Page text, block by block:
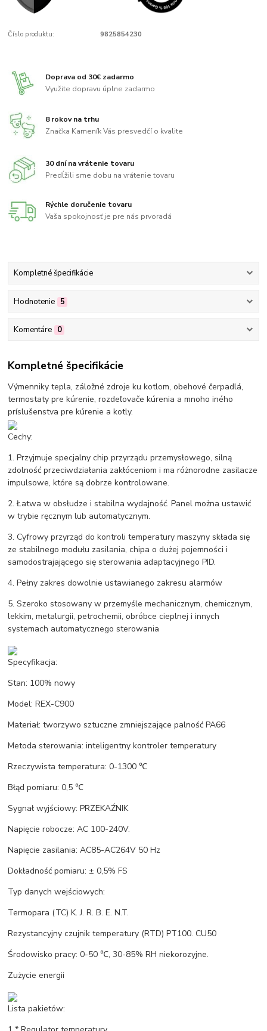
Číslo produktu: 9825854230
Doprava od 30€ zadarmo
Využite dopravu úplne zadarmo
8 rokov na trhu
Značka Kameník Vás presvedčí o kvalite
30 dní na vrátenie tovaru
Predĺžili sme dobu na vrátenie tovaru
Rýchle doručenie tovaru
Vaša spokojnosť je pre nás prvoradá
Kompletné špecifikácie
Hodnotenie 5
Komentáre 0
Kompletné špecifikácie
Výmenniky tepla, záložné zdroje ku kotlom, obehové čerpadlá,
termostaty pre kúrenie, rozdeľovače kúrenia a mnoho iného
príslušenstva pre kúrenie a kotly.
Cechy:
1. Przyjmuje specjalny chip przyrządu przemysłowego, silną
zdolność przeciwdziałania zakłóceniom i ma różnorodne zasilacze
impulsowe, które są dobrze kontrolowane.
2. Łatwa w obsłudze i stabilna wydajność. Panel można ustawić
w trybie ręcznym lub automatycznym.
3. Cyfrowy przyrząd do kontroli temperatury maszyny składa się
ze stabilnego modułu zasilania, chipa o dużej pojemności i
samodostrajającego się sterowania adaptacyjnego PID.
4. Pełny zakres dowolnie ustawianego zakresu alarmów
5. Szeroko stosowany w przemyśle mechanicznym, chemicznym,
lekkim, metalurgii, petrochemii, obróbce cieplnej i innych
systemach automatycznego sterowania
Specyfikacja:
Stan: 100% nowy
Model: REX-C900
Materiał: tworzywo sztuczne zmniejszające palność PA66
Metoda sterowania: inteligentny kontroler temperatury
Rzeczywista temperatura: 0-1300 ℃
Błąd pomiaru: 0,5 ℃
Sygnał wyjściowy: PRZEKAŹNIK
Napięcie robocze: AC 100-240V.
Napięcie zasilania: AC85-AC264V 50 Hz
Dokładność pomiaru: ± 0,5% FS
Typ danych wejściowych:
Termopara (TC) K. J. R. B. E. N.T.
Rezystancyjny czujnik temperatury (RTD) PT100. CU50
Środowisko pracy: 0-50 ℃, 30-85% RH niekorozyjne.
Zużycie energii
Lista pakietów: